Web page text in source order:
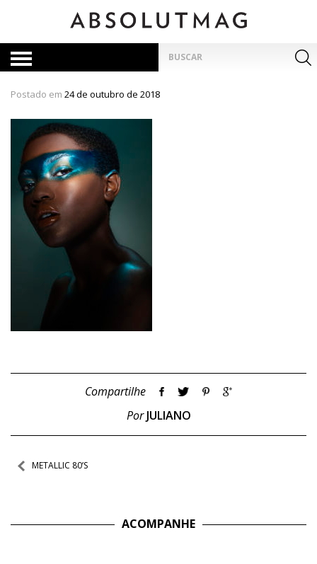
por:
Postado em 24 de outubro de 2018
Compartilhe
PorJULIANO
Navegação
METALLIC 80’S
ACOMPANHE